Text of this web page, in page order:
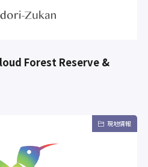
Forest Reserve &
現地情報